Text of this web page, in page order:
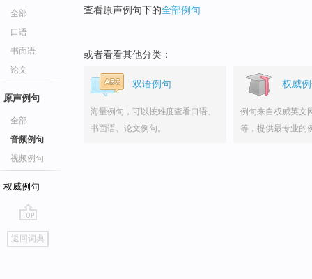
全部
口语
书面语
论文
原声例句
全部
音频例句
视频例句
权威例句
go
top
返回词典
查看原声例句下的全部例句
或者看看其他分类：
双语例句
海量例句，可以按难度查看口语、
书面语、论文例句。
权威
例句来自权威英文
等，提供最专业的